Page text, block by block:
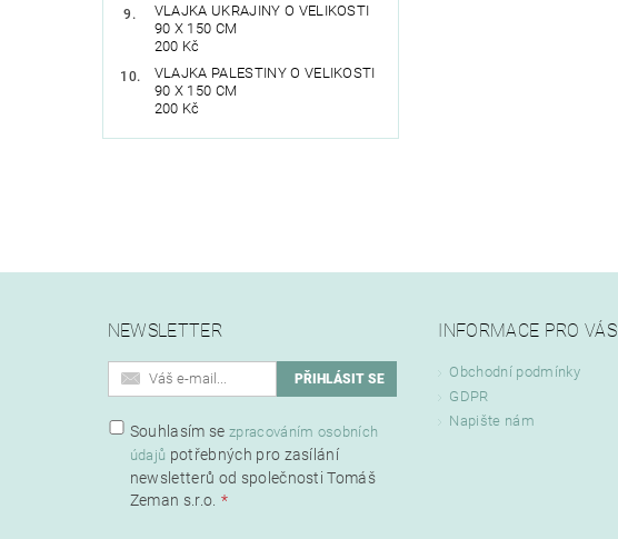
VLAJKA UKRAJINY O VELIKOSTI
90 X 150 CM
200 Kč
VLAJKA PALESTINY O VELIKOSTI
90 X 150 CM
200 Kč
NEWSLETTER
Souhlasím se zpracováním osobních
údajů potřebných pro zasílání
newsletterů od společnosti Tomáš
Zeman s.r.o.
INFORMACE PRO VÁS
Obchodní podmínky
GDPR
Napište nám